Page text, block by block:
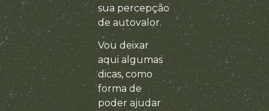
sua percepção
de autovalor.
Vou deixar
aqui algumas
dicas, como
forma de
poder ajudar